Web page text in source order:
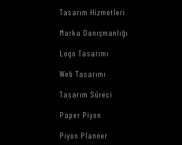
Tasarım Hizmetleri
Marka Danışmanlığı
Logo Tasarımı
Web Tasarımı
Tasarım Süreci
Paper Piyon
Piyon Planner